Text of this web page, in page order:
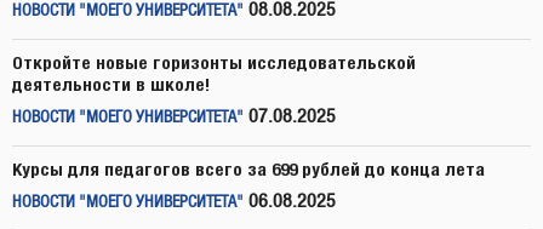
НОВОСТИ "МОЕГО УНИВЕРСИТЕТА" 08.08.2025
Откройте новые горизонты исследовательской
деятельности в школе!
НОВОСТИ "МОЕГО УНИВЕРСИТЕТА" 07.08.2025
Курсы для педагогов всего за 699 рублей до конца лета
НОВОСТИ "МОЕГО УНИВЕРСИТЕТА" 06.08.2025